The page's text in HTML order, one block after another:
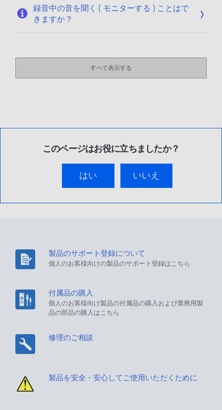
録音中の音を聞く ( モニターする ) ことはで
きますか？
すべて表示する
このページはお役に立ちましたか？
はい いいえ
製品のサポート登録について
個人のお客様向けの製品のサポート登録はこちら
付属品の購入
個人のお客様向け製品の付属品の購入および業務用製
品の部品の購入はこちら
修理のご相談
製品を安全・安心してご使用いただくために